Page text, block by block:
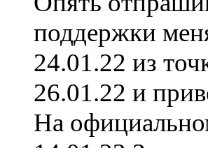
поддержки
24.01.22 из
26.01.22 и
На